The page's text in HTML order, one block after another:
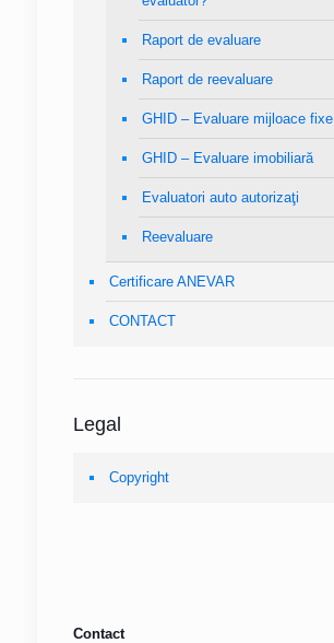
Raport de evaluare
Raport de reevaluare
GHID – Evaluare mijloace fixe
GHID – Evaluare imobiliară
Evaluatori auto autorizaţi
Reevaluare
Certificare ANEVAR
CONTACT
Legal
Copyright
Contact